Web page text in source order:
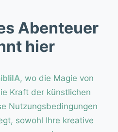
Abenteuer
hier
, wo die Magie von
Kraft der künstlichen
Nutzungsbedingungen
sowohl Ihre kreative